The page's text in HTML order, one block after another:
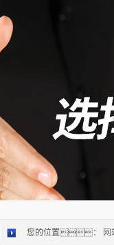
您的位置： 网